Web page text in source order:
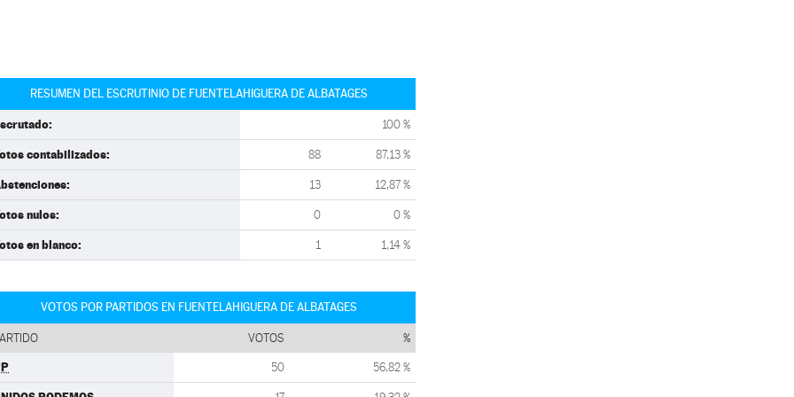
RESUMEN DEL ESCRUTINIO DE FUENTELAHIGUERA DE ALBATAGES
100 %
contabilizados: 88 87,13 %
13 12,87 %
nulos: 0 0 %
en blanco: 1 1,14 %
VOTOS POR PARTIDOS EN FUENTELAHIGUERA DE ALBATAGES
VOTOS %
50 56,82 %